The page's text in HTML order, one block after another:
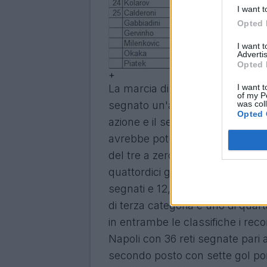
I want
Opted
I want
Opted
I want
of my
was
Opted
+
La marcia di
segnato un'altra doppietta da
azione e il secondo su rigore in
avrebbe potuto essere ancora
del tre a zero finale al
quattordici giornate Immobile
segnati e 12,375 gol ponderati,
di terza categoria e uno di
in entrambe le classifiche i
Napoli con 36 reti segnate pari
secondo posto con sette gol